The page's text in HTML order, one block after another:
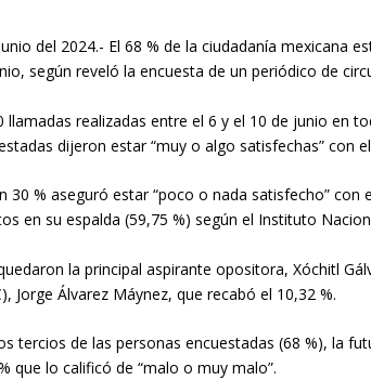
del 2024.- El 68 % de la ciudadanía mexicana
según reveló la encuesta de un periódico de
llamadas realizadas entre el 6 y el 10 de junio en
dijeron estar “muy o algo satisfechas” con
30 % aseguró estar “poco o nada satisfecho”
en su espalda (59,75 %) según el Instituto
la principal aspirante opositora, Xóchitl
Jorge Álvarez Máynez, que recabó el 10,32 %.
tercios de las personas encuestadas (68 %), la
que lo calificó de “malo o muy malo”.